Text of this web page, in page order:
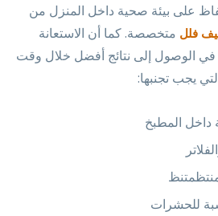
على بيئة صحية داخل المنزل من
فلل متخصصة. كما أن الاستعانة
الوصول إلى نتائج أفضل خلال وقت
يجب تجنبها:
داخل المطبخ
للحشرات